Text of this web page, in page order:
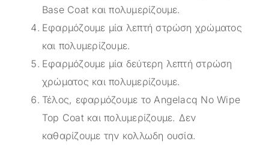
Base Coat και πολυμερίζουμε.
Εφαρμόζουμε μία λεπτή στρώση χρώματος
και πολυμερίζουμε.
Εφαρμόζουμε μία δεύτερη λεπτή στρώση
χρώματος και πολυμερίζουμε.
Τέλος, εφαρμόζουμε το Angelacq Νο Wipe
Top Coat και πολυμερίζουμε. Δεν
καθαρίζουμε την κολλωδη ουσία.